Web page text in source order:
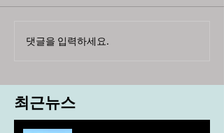
댓글을 입력하세요.
최근뉴스